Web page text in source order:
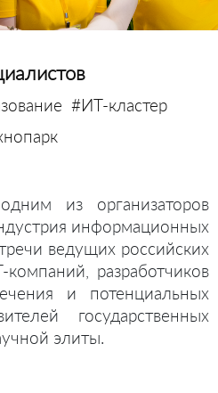
#ИТ-кластер
из организаторов
информационных
ведущих российских
разработчиков
и потенциальных
государственных
элиты.